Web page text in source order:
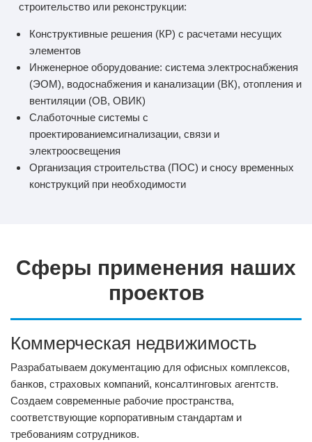
строительство или реконструкции:
Конструктивные решения (КР) с расчетами несущих
элементов
Инженерное оборудование: система электроснабжения
(ЭОМ), водоснабжения и канализации (ВК), отопления и
вентиляции (ОВ, ОВИК)
Слаботочные системы с
проектированиемсигнализации, связи и
электроосвещения
Организация строительства (ПОС) и сносу временных
конструкций при необходимости
Сферы применения наших
проектов
Коммерческая недвижимость
Разрабатываем документацию для офисных комплексов,
банков, страховых компаний, консалтинговых агентств.
Создаем современные рабочие пространства,
соответствующие корпоративным стандартам и
требованиям сотрудников.